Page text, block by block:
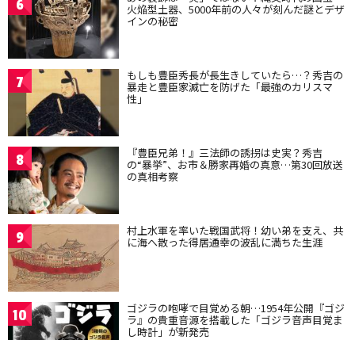
6 火焔型土器、5000年前の人々が刻んだ謎とデザ
インの秘密
7 もしも豊臣秀長が長生きしていたら…？秀吉の
暴走と豊臣家滅亡を防げた「最強のカリスマ
性」
8 『豊臣兄弟！』三法師の誘拐は史実？秀吉
の“暴挙”、お市＆勝家再婚の真意…第30回放送
の真相考察
9 村上水軍を率いた戦国武将！幼い弟を支え、共
に海へ散った得居通幸の波乱に満ちた生涯
10 ゴジラの咆哮で目覚める朝…1954年公開『ゴジ
ラ』の貴重音源を搭載した「ゴジラ音声目覚ま
し時計」が新発売